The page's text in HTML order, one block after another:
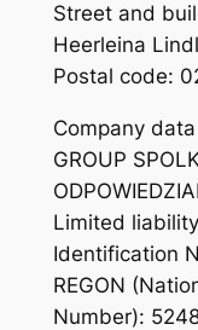
Street and
Heerleina
Postal code:
Company
GROUP
Limited
Identification
REGON
Number):